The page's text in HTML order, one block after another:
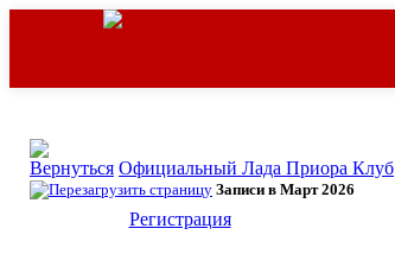
Официальный Лада Приора Клуб
Записи в Март 2026
Регистрация